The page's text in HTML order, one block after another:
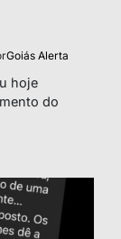
Goiás Alerta
hoje
do